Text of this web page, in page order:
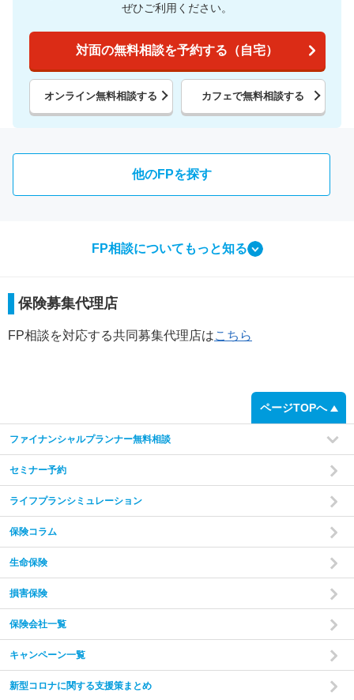
ぜひご利用ください。
対面の無料相談を予約する（自宅）
オンライン無料相談する カフェで無料相談する
他のFPを探す
FP相談についてもっと知る
相談ってなにをするの？
FP相談で行う3つのこと
あなたやご家族の状況やご希望をお伺いいたします。
の収入・支出・貯蓄の状況から、家計のバランスを把握し
た上で診断を行います。
step
2
保険募集代理店
FP相談を対応する共同募集代理店はこちら
ページTOPへ
ファイナンシャルプランナー無料相談
セミナー予約
ライフプランシミュレーション
保険コラム
生命保険
損害保険
保険会社一覧
キャンペーン一覧
新型コロナに関する支援策まとめ